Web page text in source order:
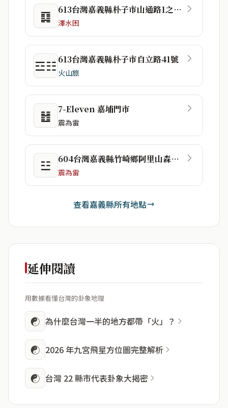
䷃ 613台灣嘉義縣朴子市山通路1之102號
澤水困
☲☷ 613台灣嘉義縣朴子市自立路41號
火山旅
䷲ 7-Eleven 嘉埔門市
震為雷
☳ 604台灣嘉義縣竹崎鄉阿里山森林鐵路鹿麻產車站
震為雷
查看嘉義縣所有地點
延伸閱讀
用數據看懂台灣的卦象地理
☯ 為什麼台灣一半的地方都帶「火」？
☯ 2026 年九宮飛星方位圖完整解析
☯ 台灣 22 縣市代表卦象大揭密